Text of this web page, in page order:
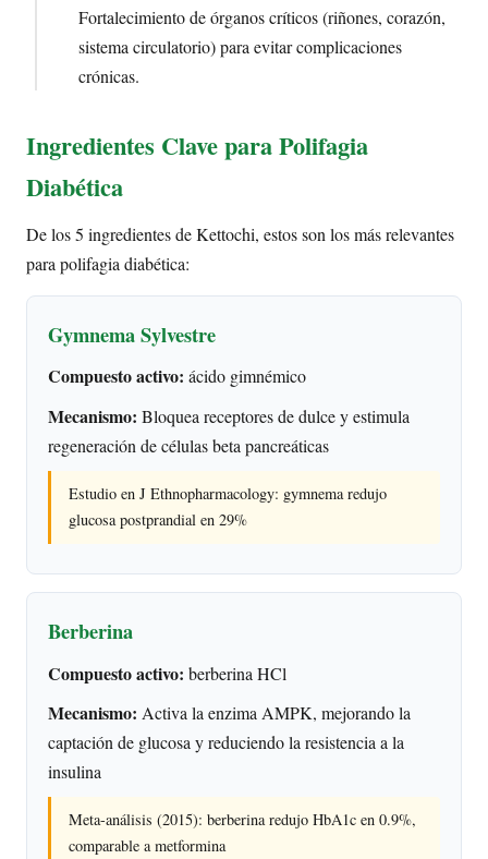
Fortalecimiento de órganos críticos (riñones, corazón,
sistema circulatorio) para evitar complicaciones
crónicas.
Ingredientes Clave para Polifagia
Diabética
De los 5 ingredientes de Kettochi, estos son los más relevantes
para polifagia diabética:
Gymnema Sylvestre
Compuesto activo: ácido gimnémico
Mecanismo: Bloquea receptores de dulce y estimula
regeneración de células beta pancreáticas
Estudio en J Ethnopharmacology: gymnema redujo
glucosa postprandial en 29%
Berberina
Compuesto activo: berberina HCl
Mecanismo: Activa la enzima AMPK, mejorando la
captación de glucosa y reduciendo la resistencia a la
insulina
Meta-análisis (2015): berberina redujo HbA1c en 0.9%,
comparable a metformina